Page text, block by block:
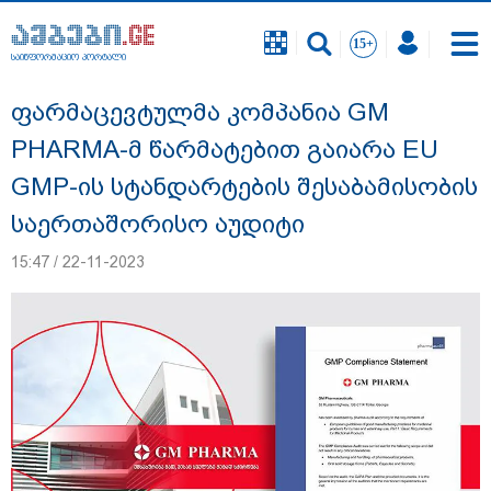
საინფორმაციო პორტალი
გიგა ავალიანის საქმეზე დაკავებულ ორ
არასრულწლოვანს, ნია იმნაძესა და
ანასტასია ბერუაშვილს აღკვეთის
ღონისძიების სახით პატიმრობა
საინფორმაციო პორტალი
ფარმაცევტულმა კომპანია GM
PHARMA-მ წარმატებით გაიარა EU
GMP-ის სტანდარტების შესაბამისობის
საერთაშორისო აუდიტი
15:47 / 22-11-2023